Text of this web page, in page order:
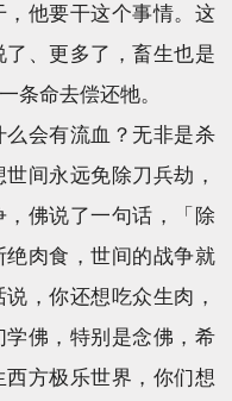
他要干这个事情。这
、更多了，畜生也是
条命去偿还牠。
会有流血？无非是杀
间永远免除刀兵劫，
佛说了一句话，「除
肉食，世间的战争就
，你还想吃众生肉，
佛，特别是念佛，希
方极乐世界，你们想